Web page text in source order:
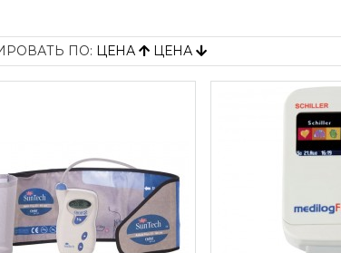
ПО: ЦЕНА ЦЕНА